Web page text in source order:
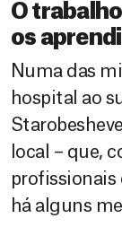
O
os
Numa das
hospital ao
local – que,
profissionais
há alguns